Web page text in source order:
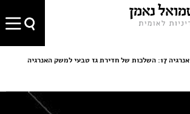
פורום אנרגיה 17: השלכות של חדירת גז טבעי למשק האנרגיה